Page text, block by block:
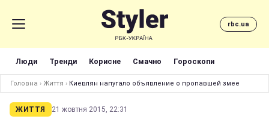
rbc.ua
Люди Тренди Корисне Смачно Гороскопи
Головна › Життя › Киевлян напугало объявление о пропавшей змее
ЖИТТЯ 21 жовтня 2015, 22:31